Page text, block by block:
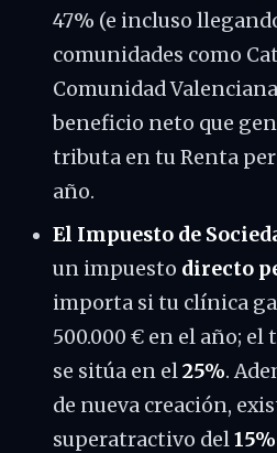
47% (e incluso
comunidades como
Comunidad
beneficio neto que
tributa en tu Renta
año.
El Impuesto de
un impuesto directo
importa si tu clínica
500.000 € en el año;
se sitúa en el25%.
de nueva creación,
superatractivo del15%